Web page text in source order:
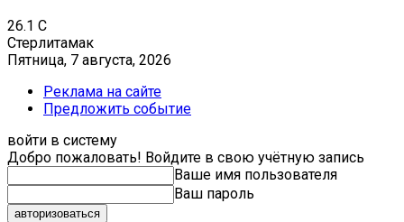
26.1 C
Стерлитамак
Пятница, 7 августа, 2026
Реклама на сайте
Предложить событие
войти в систему
Добро пожаловать! Войдите в свою учётную запись
Ваше имя пользователя
Ваш пароль